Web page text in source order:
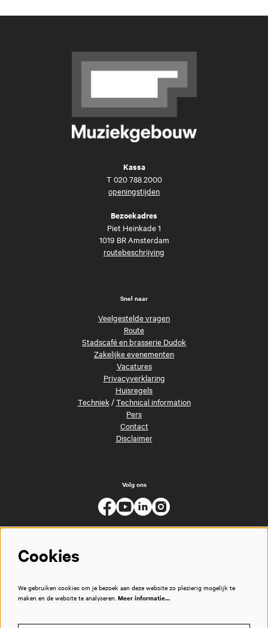
Kassa
T 020 788 2000
openingstijden
Bezoekadres
Piet Heinkade 1
1019 BR Amsterdam
routebeschrijving
Snel naar
Veelgestelde vragen
Route
Stadscafé en brasserie Dudok
Zakelijke evenementen
Vacatures
Privacyverklaring
Huisregels
Techniek/Technical information
Pers
Contact
Disclaimer
Volg ons
Cookies
We gebruiken cookies om je bezoek aan deze website zo plezierig mogelijk te
maken en de website te analyseren. Meer informatie…